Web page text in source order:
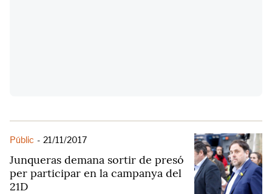
Públic - 21/11/2017
Junqueras demana sortir de presó
per participar en la campanya del
21D